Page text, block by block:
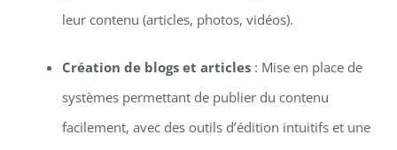
leur contenu (articles, photos, vidéos).
Création de blogs et articles: Mise en place de
systèmes permettant de publier du contenu
facilement, avec des outils d’édition intuitifs et une